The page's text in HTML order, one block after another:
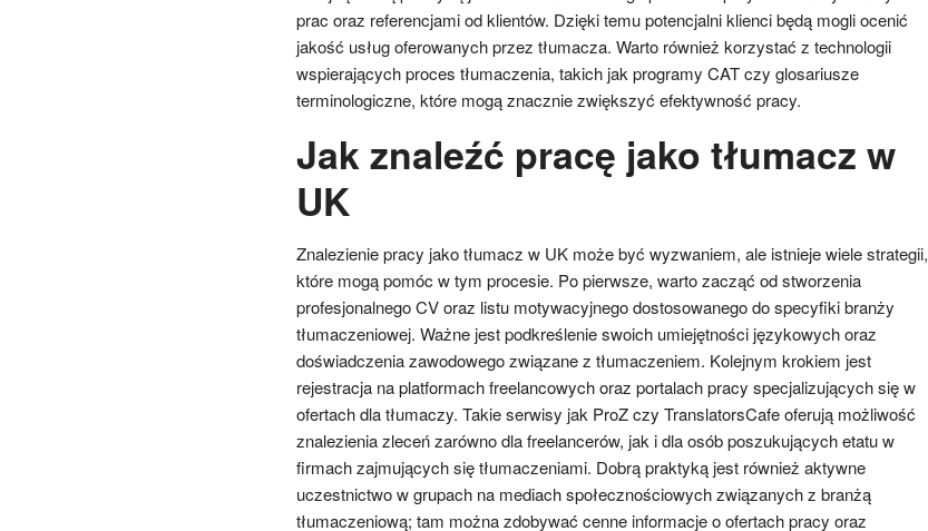
prac oraz referencjami od klientów. Dzięki temu potencjalni klienci będą mogli ocenić
jakość usług oferowanych przez tłumacza. Warto również korzystać z technologii
wspierających proces tłumaczenia, takich jak programy CAT czy glosariusze
terminologiczne, które mogą znacznie zwiększyć efektywność pracy.
Jak znaleźć pracę jako tłumacz w
UK
Znalezienie pracy jako tłumacz w UK może być wyzwaniem, ale istnieje wiele strategii,
które mogą pomóc w tym procesie. Po pierwsze, warto zacząć od stworzenia
profesjonalnego CV oraz listu motywacyjnego dostosowanego do specyfiki branży
tłumaczeniowej. Ważne jest podkreślenie swoich umiejętności językowych oraz
doświadczenia zawodowego związane z tłumaczeniem. Kolejnym krokiem jest
rejestracja na platformach freelancowych oraz portalach pracy specjalizujących się w
ofertach dla tłumaczy. Takie serwisy jak ProZ czy TranslatorsCafe oferują możliwość
znalezienia zleceń zarówno dla freelancerów, jak i dla osób poszukujących etatu w
firmach zajmujących się tłumaczeniami. Dobrą praktyką jest również aktywne
uczestnictwo w grupach na mediach społecznościowych związanych z branżą
tłumaczeniową; tam można zdobywać cenne informacje o ofertach pracy oraz